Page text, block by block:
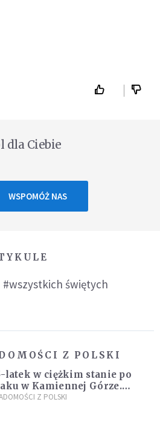
dla Ciebie
WSPOMÓŻ NAS
#wszystkich świętych
Z POLSKI
latek w ciężkim stanie po
w Kamiennej Górze.
zatrzymała dwóch
Z POLSKI